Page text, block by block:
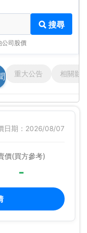
搜尋
公司股價
重大公告 相關影
日期：2026/08/07
價(買方參考)
-